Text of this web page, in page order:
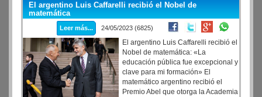
El argentino Luis Caffarelli recibió el Nobel de
matemática
Leer más... 24/05/2023 (6825)
El argentino Luis Caffarelli recibió el
Nobel de matemática: «La
educación pública fue excepcional y
clave para mi formación» El
matemático argentino recibió el
Premio Abel que otorga la Academia